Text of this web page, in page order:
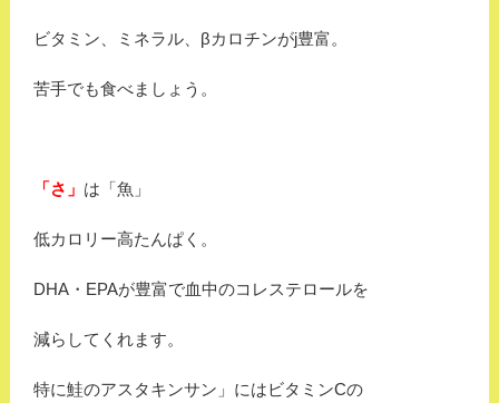
ビタミン、ミネラル、βカロチンがj豊富。
苦手でも食べましょう。
「さ」 は「魚」
低カロリー高たんぱく。
DHA・EPAが豊富で血中のコレステロールを
減らしてくれます。
特に鮭のアスタキンサン」にはビタミンCの